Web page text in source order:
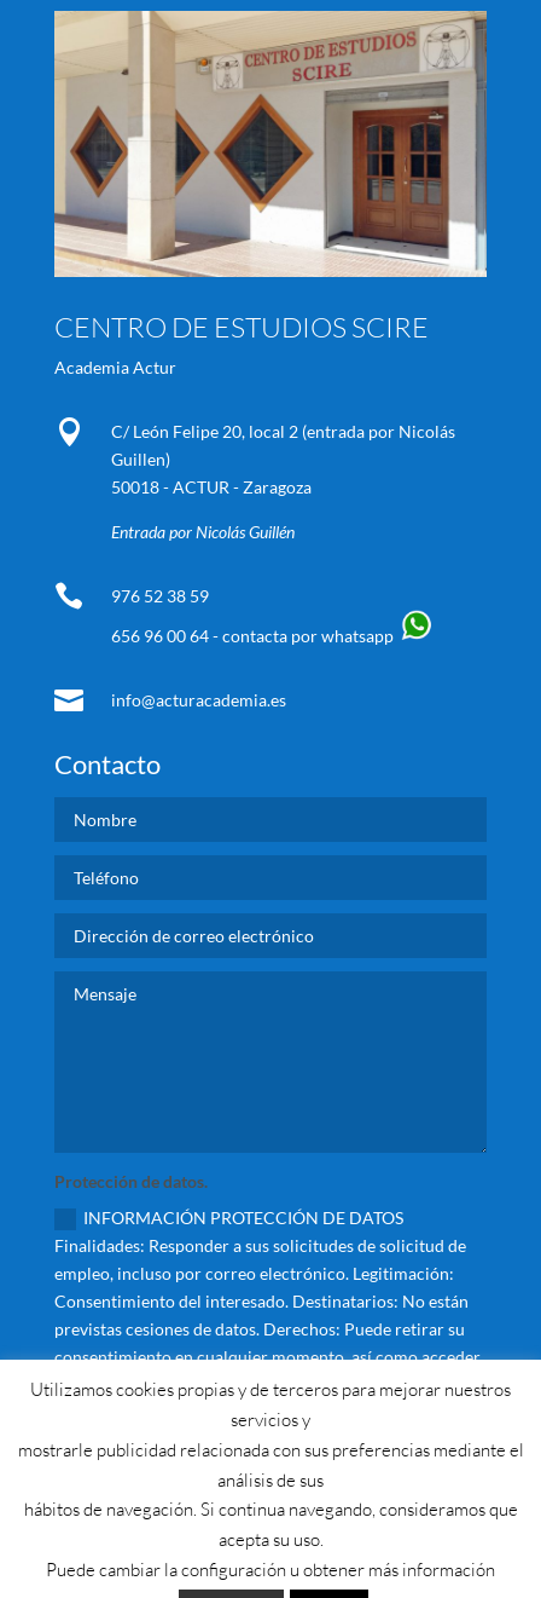
CENTRO DE ESTUDIOS SCIRE
Academia Actur

C/ León Felipe 20, local 2 (entrada por Nicolás
Guillen)
50018 - ACTUR - Zaragoza
Entrada por Nicolás Guillén

976 52 38 59
656 96 00 64 - contacta por whatsapp
 info@acturacademia.es
Contacto
Protección de datos.
INFORMACIÓN PROTECCIÓN DE DATOS
Finalidades: Responder a sus solicitudes de solicitud de
empleo, incluso por correo electrónico. Legitimación:
Consentimiento del interesado. Destinatarios: No están
previstas cesiones de datos. Derechos: Puede retirar su
consentimiento en cualquier momento, así como acceder,
rectificar, suprimir sus datos y demás derechos en
info@acturacademia.es Información Adicional: Puede
ampliar la información en el enlace de Avisos Legales y
Enviar
Utilizamos cookies propias y de terceros para mejorar nuestros
servicios y
mostrarle publicidad relacionada con sus preferencias mediante el
análisis de sus
hábitos de navegación. Si continua navegando, consideramos que
acepta su uso.
Puede cambiar la configuración u obtener más información